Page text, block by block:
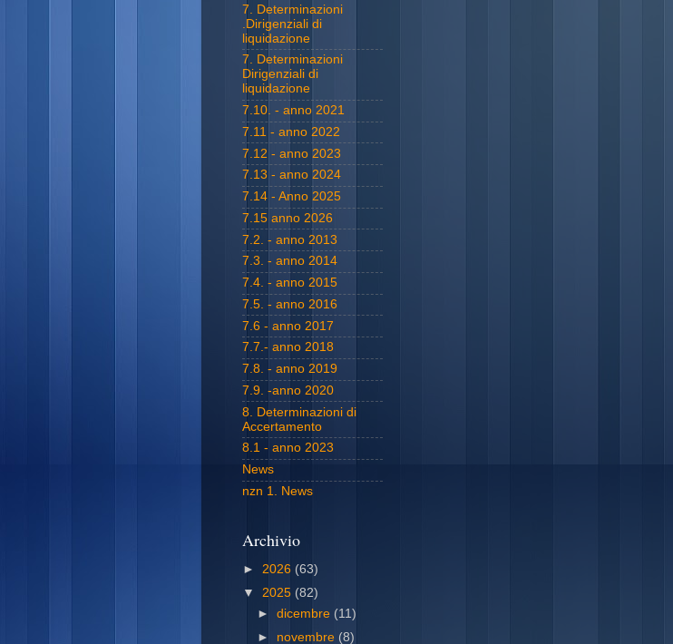
7. Determinazioni
.Dirigenziali di
liquidazione
7. Determinazioni
Dirigenziali di
liquidazione
7.10. - anno 2021
7.11 - anno 2022
7.12 - anno 2023
7.13 - anno 2024
7.14 - Anno 2025
7.15 anno 2026
7.2. - anno 2013
7.3. - anno 2014
7.4. - anno 2015
7.5. - anno 2016
7.6 - anno 2017
7.7.- anno 2018
7.8. - anno 2019
7.9. -anno 2020
8. Determinazioni di
Accertamento
8.1 - anno 2023
News
nzn 1. News
Archivio
► 2026 (63)
▼ 2025 (82)
►dicembre (11)
► novembre (8)